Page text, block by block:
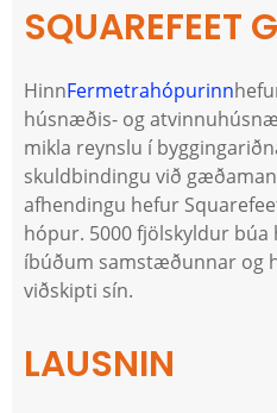
SQUAREFEET
HinnFermetrahópurinn
húsnæðis- og
mikla reynslu í
skuldbindingu við
afhendingu hefur
hópur. 5000 fjölskyldur búa
íbúðum samstæðunnar og
viðskipti sín.
LAUSNIN